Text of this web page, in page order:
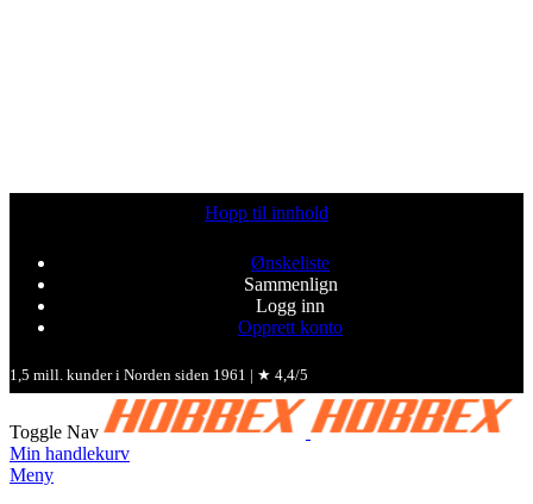
Hopp til innhold
Ønskeliste
Sammenlign
Logg inn
Opprett konto
1,5 mill. kunder i Norden siden 1961 | ★ 4,4/5
Toggle Nav
Min handlekurv
Meny